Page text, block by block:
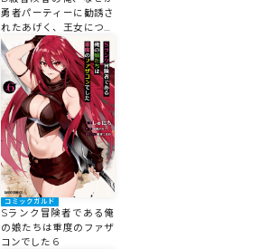
勇者パーティーに勧誘さ
れたあげく、王女につき
まとわれてる 3
コミックガルド
Sランク冒険者である俺
の娘たちは重度のファザ
コンでした 6